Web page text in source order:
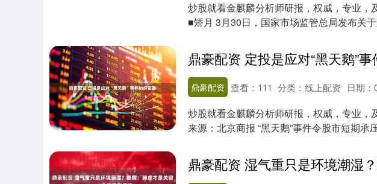
炒股就看金麒麟分析师研报，权威，专业，
■矫月 3月30日，国家市场监管总局发布关
鼎豪配资 定投是应对“黑天鹅”
鼎豪配资 日期：
查看： 111 分类： 线上配资
炒股就看金麒麟分析师研报，权威，专业，
来源：北京商报 “黑天鹅”事件令股市短期